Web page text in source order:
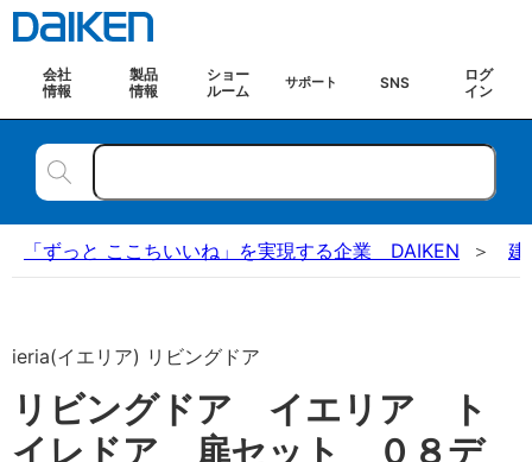
会社
情報
製品
情報
ショー
ルーム
サポート SNS
ログ
イン
「ずっと ここちいいね」を実現する企業 DAIKEN 建
ieria(イエリア) リビングドア
リビングドア イエリア ト
イレドア 扉セット ０８デ